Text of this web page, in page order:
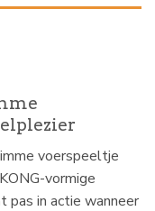
voerspeeltje
vormige
in actie wanneer